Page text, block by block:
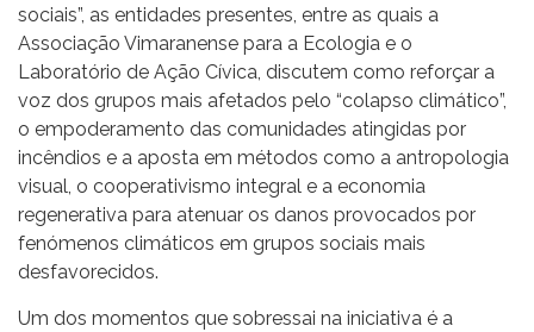
sociais”, as entidades presentes, entre as quais a
Associação Vimaranense para a Ecologia e o
Laboratório de Ação Cívica, discutem como reforçar a
voz dos grupos mais afetados pelo “colapso climático”,
o empoderamento das comunidades atingidas por
incêndios e a aposta em métodos como a antropologia
visual, o cooperativismo integral e a economia
regenerativa para atenuar os danos provocados por
fenómenos climáticos em grupos sociais mais
desfavorecidos.
Um dos momentos que sobressai na iniciativa é a